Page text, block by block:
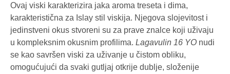
Ovaj viski karakterizira jaka aroma treseta i dima,
karakteristična za Islay stil viskija. Njegova slojevitost i
jedinstveni okus stvoreni su za prave znalce koji uživaju
u kompleksnim okusnim profilima. Lagavulin 16 YO nudi
se kao savršen viski za uživanje u čistom obliku,
omogućujući da svaki gutljaj otkrije dublje, složenije